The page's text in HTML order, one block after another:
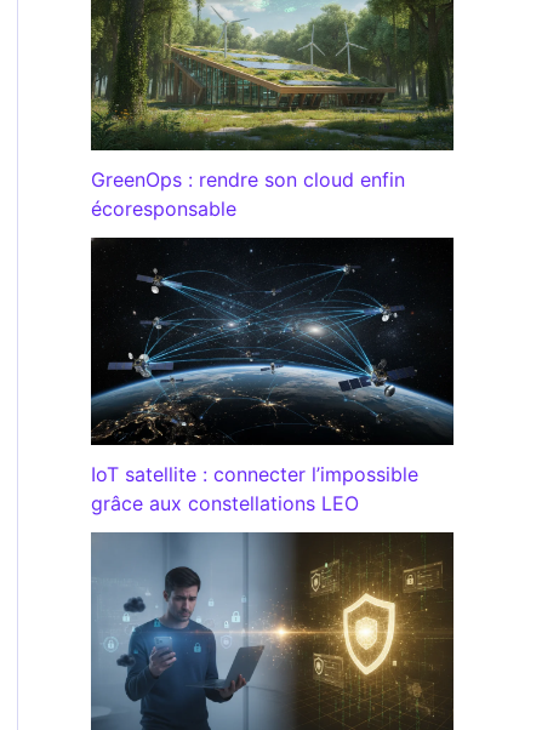
GreenOps : rendre son cloud enfin
écoresponsable
IoT satellite : connecter l’impossible
grâce aux constellations LEO